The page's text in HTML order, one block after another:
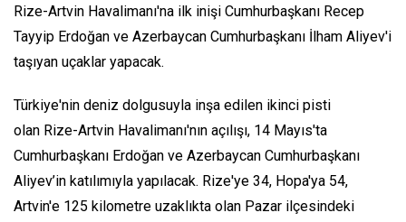
Rize-Artvin Havalimanı'na ilk inişi Cumhurbaşkanı Recep
Tayyip Erdoğan ve Azerbaycan Cumhurbaşkanı İlham Aliyev'i
taşıyan uçaklar yapacak.
Türkiye'nin deniz dolgusuyla inşa edilen ikinci pisti
olan Rize-Artvin Havalimanı'nın açılışı, 14 Mayıs'ta
Cumhurbaşkanı Erdoğan ve Azerbaycan Cumhurbaşkanı
Aliyev’in katılımıyla yapılacak. Rize'ye 34, Hopa'ya 54,
Artvin'e 125 kilometre uzaklıkta olan Pazar ilçesindeki